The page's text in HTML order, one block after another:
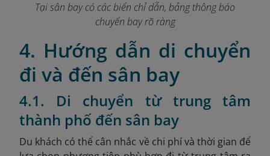
Tại sân bay có các biển chỉ dẫn, bảng thông báo
chuyến bay rõ ràng
4. Hướng dẫn di chuyển
đi và đến sân bay
4.1. Di chuyển từ trung tâm
thành phố đến sân bay
Du khách có thể cân nhắc về chi phí và thời gian để